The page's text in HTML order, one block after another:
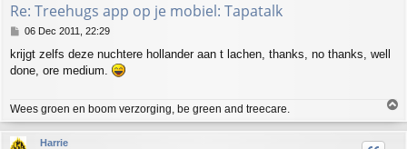
Re: Treehugs app op je mobiel: Tapatalk
P
s
t
06 Dec 2011, 22:29
krijgt zelfs deze nuchtere hollander aan t lachen, thanks, no thanks, well
done, ore medium.
Wees groen en boom verzorging, be green and treecare.
o
p
Harrie